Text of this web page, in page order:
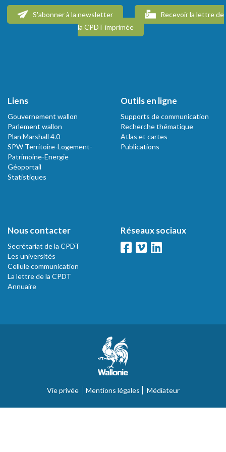
S'abonner à la newsletter
Recevoir la lettre de
la CPDT imprimée
Liens
Gouvernement wallon
Parlement wallon
Plan Marshall 4.0
SPW Territoire-Logement-
Patrimoine-Energie
Géoportail
Statistiques
Outils en ligne
Supports de communication
Recherche thématique
Atlas et cartes
Publications
Nous contacter
Secrétariat de la CPDT
Les universités
Cellule communication
La lettre de la CPDT
Annuaire
Réseaux sociaux
Vie privée Mentions légales Médiateur